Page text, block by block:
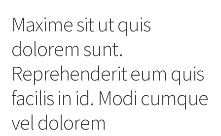
Maxime sit ut quis
dolorem sunt.
Reprehenderit eum quis
facilis in id. Modi cumque
vel dolorem